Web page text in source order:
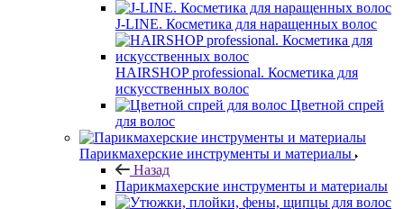
J-LINE. Косметика для наращенных волос
HAIRSHOP professional. Косметика для
искусственных волос
Цветной спрей
для волос
Парикмахерские инструменты и материалы
Назад
Парикмахерские инструменты и материалы